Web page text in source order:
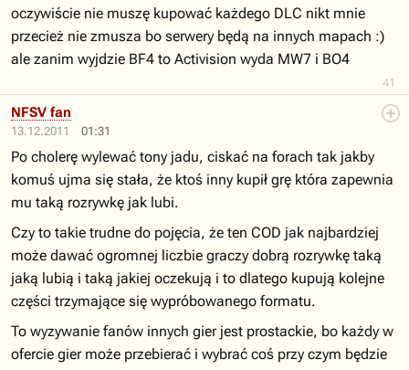
41
oczywiście nie muszę kupować każdego DLC nikt mnie
przecież nie zmusza bo serwery będą na innych mapach :)
ale zanim wyjdzie BF4 to Activision wyda MW7 i BO4
13.12.2011 01:31
NFSV fan
Po cholerę wylewać tony jadu, ciskać na forach tak jakby
komuś ujma się stała, że ktoś inny kupił grę która zapewnia
mu taką rozrywkę jak lubi.
Czy to takie trudne do pojęcia, że ten COD jak najbardziej
może dawać ogromnej liczbie graczy dobrą rozrywkę taką
jaką lubią i taką jakiej oczekują i to dlatego kupują kolejne
części trzymające się wypróbowanego formatu.
To wyzywanie fanów innych gier jest prostackie, bo każdy w
ofercie gier może przebierać i wybrać coś przy czym będzie